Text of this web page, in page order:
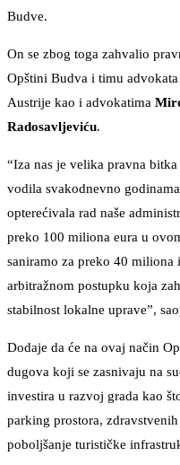
Budve.
On se zbog toga zahvalio
Opštini Budva i timu
Austrije kao i advokatima
Radosavljeviću.
“Iza nas je velika pravna
vodila svakodnevno
opterećivala rad naše
preko 100 miliona eura u
saniramo za preko 40
arbitražnom postupku koja
stabilnost lokalne uprave”,
Dodaje da će na ovaj način
dugova koji se zasnivaju na
investira u razvoj grada kao
parking prostora,
poboljšanje turističke